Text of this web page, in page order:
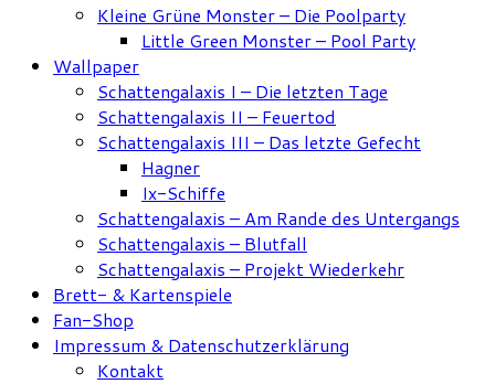
Kleine Grüne Monster – Die Poolparty
Little Green Monster – Pool Party
Wallpaper
Schattengalaxis I – Die letzten Tage
Schattengalaxis II – Feuertod
Schattengalaxis III – Das letzte Gefecht
Hagner
Ix-Schiffe
Schattengalaxis – Am Rande des Untergangs
Schattengalaxis – Blutfall
Schattengalaxis – Projekt Wiederkehr
Brett- & Kartenspiele
Fan-Shop
Impressum & Datenschutzerklärung
Kontakt